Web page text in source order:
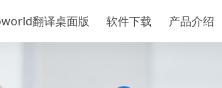
翻译桌面版 软件下载 产品介绍